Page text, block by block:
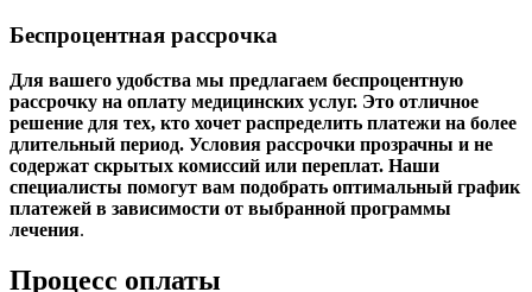
Беспроцентная рассрочка
Для вашего удобства мы предлагаем беспроцентную
рассрочку на оплату медицинских услуг. Это отличное
решение для тех, кто хочет распределить платежи на более
длительный период. Условия рассрочки прозрачны и не
содержат скрытых комиссий или переплат. Наши
специалисты помогут вам подобрать оптимальный график
платежей в зависимости от выбранной программы
лечения.
Процесс оплаты